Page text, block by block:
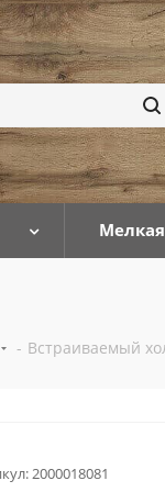
- Встраиваемый
2000018081